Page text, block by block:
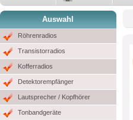
Auswahl
Röhrenradios
Transistorradios
Kofferradios
Detektorempfänger
Lautsprecher / Kopfhörer
Tonbandgeräte